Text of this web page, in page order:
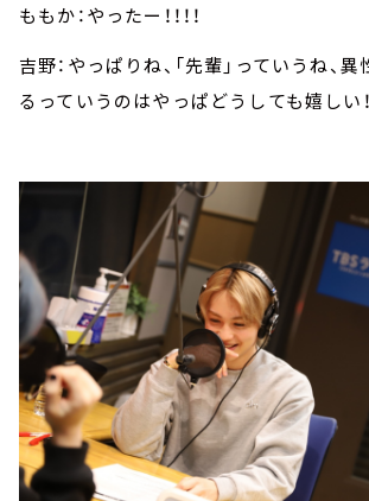
ももか：やったー！！！！
吉野：やっぱりね、「先輩」っていうね、
るっていうのはやっぱどうしても嬉しい！